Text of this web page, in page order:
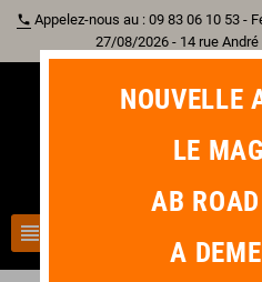
phone Appelez-nous au : 09 83 06 10 53 -
27/08/2026 - 14 rue André
view_headline
NOUVELLE
LE
AB
A